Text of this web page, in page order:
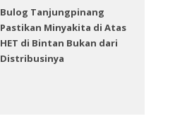
Bulog Tanjungpinang
Pastikan Minyakita di Atas
HET di Bintan Bukan dari
Distribusinya